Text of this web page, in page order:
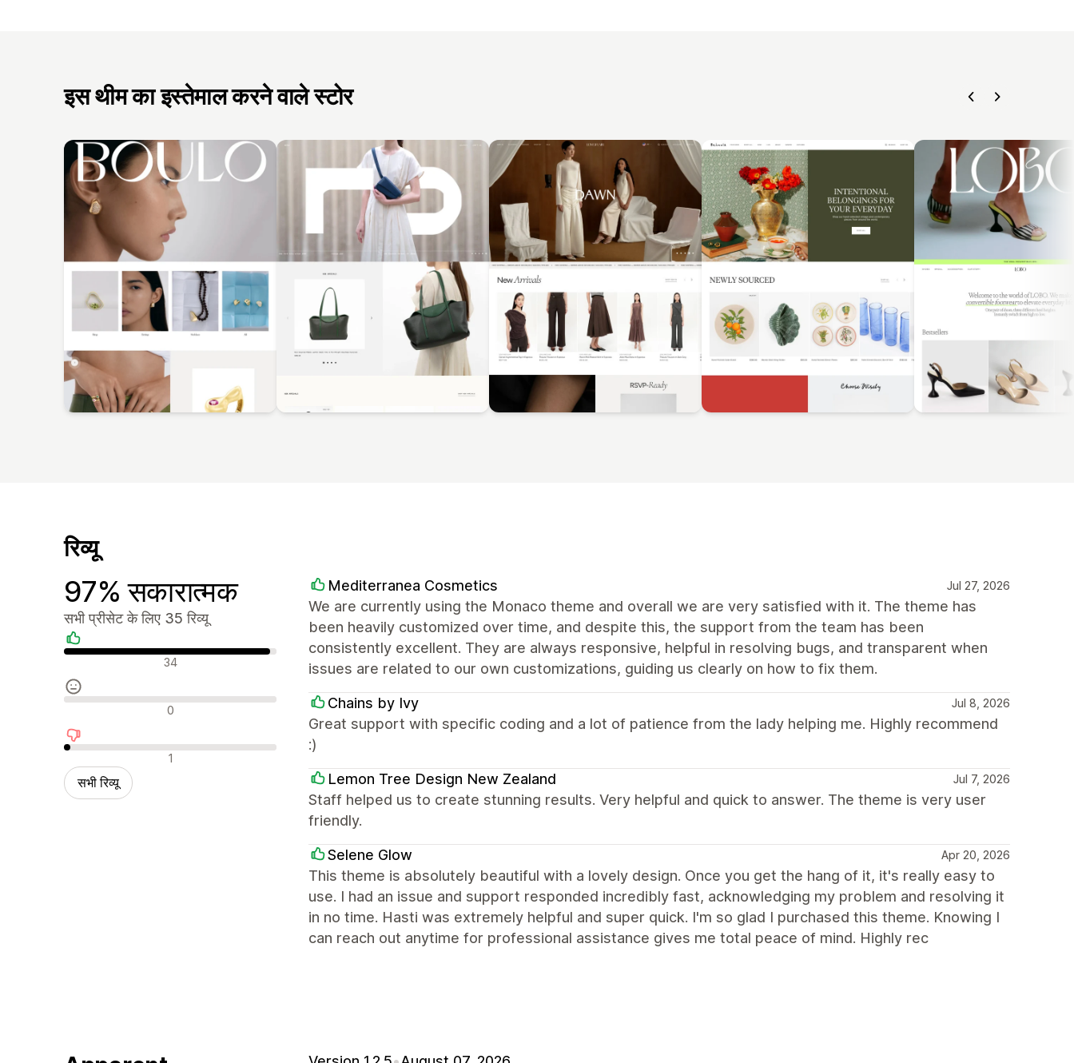
इस थीम का इस्तेमाल करने वाले स्टोर
रिव्यू
97% सकारात्मक
सभी प्रीसेट के लिए 35 रिव्यू
सकारात्मक रिव्यू 34
न्यूट्रल रिव्यू 0
नकारात्मक रिव्यू 1
सभी रिव्यू
Mediterranea Cosmetics Jul 27, 2026
We are currently using the Monaco theme and overall we are very satisfied with it. The theme has
been heavily customized over time, and despite this, the support from the team has been
consistently excellent. They are always responsive, helpful in resolving bugs, and transparent when
issues are related to our own customizations, guiding us clearly on how to fix them.
Chains by Ivy Jul 8, 2026
Great support with specific coding and a lot of patience from the lady helping me. Highly recommend
:)
Lemon Tree Design New Zealand Jul 7, 2026
Staff helped us to create stunning results. Very helpful and quick to answer. The theme is very user
friendly.
Selene Glow Apr 20, 2026
This theme is absolutely beautiful with a lovely design. Once you get the hang of it, it's really easy to
use. I had an issue and support responded incredibly fast, acknowledging my problem and resolving it
in no time. Hasti was extremely helpful and super quick. I'm so glad I purchased this theme. Knowing I
can reach out anytime for professional assistance gives me total peace of mind. Highly rec